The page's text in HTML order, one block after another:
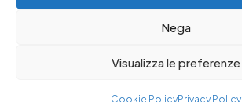
Nega
Visualizza le preferenze
Cookie PolicyPrivacy Policy
Immobiliare Luffarelli
14571101006 - Tutti i diritti riservati